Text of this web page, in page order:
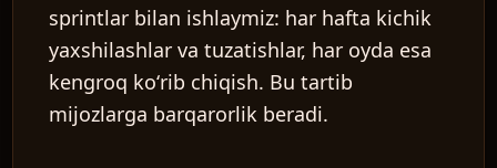
sprintlar bilan ishlaymiz: har hafta kichik
yaxshilashlar va tuzatishlar, har oyda esa
kengroq koʻrib chiqish. Bu tartib
mijozlarga barqarorlik beradi.